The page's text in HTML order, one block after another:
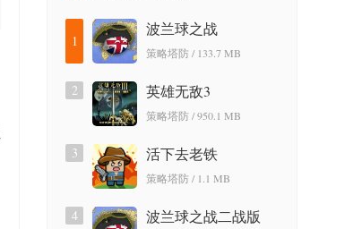
1
波兰球之战
策略塔防 / 133.7 MB
2 英雄无敌3
策略塔防 / 950.1 MB
3 活下去老铁
策略塔防 / 1.1 MB
4 波兰球之战二战版